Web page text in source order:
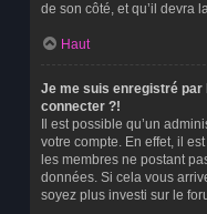
de son côté, et qu’il devra
Haut
Je me suis enregistré par
connecter ?!
Il est possible qu’un
votre compte. En effet, il
les membres ne postant
données. Si cela vous
soyez plus investi sur le